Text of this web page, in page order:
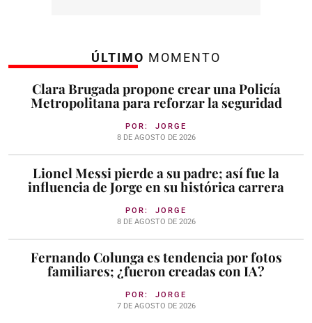
ÚLTIMO MOMENTO
Clara Brugada propone crear una Policía
Metropolitana para reforzar la seguridad
POR: JORGE
8 DE AGOSTO DE 2026
Lionel Messi pierde a su padre; así fue la
influencia de Jorge en su histórica carrera
POR: JORGE
8 DE AGOSTO DE 2026
Fernando Colunga es tendencia por fotos
familiares; ¿fueron creadas con IA?
POR: JORGE
7 DE AGOSTO DE 2026